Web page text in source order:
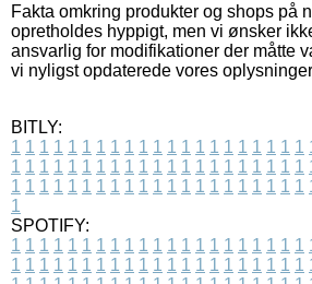
Fakta omkring produkter og shops på
opretholdes hyppigt, men vi ønsker
ansvarlig for modifikationer der måtte
vi nyligst opdaterede vores
BITLY:
1 1 1 1 1 1 1 1 1 1 1 1 1 1 1 1 1 1 1 1 1
1 1 1 1 1 1 1 1 1 1 1 1 1 1 1 1 1 1 1 1 1
1 1 1 1 1 1 1 1 1 1 1 1 1 1 1 1 1 1 1 1 1
1
SPOTIFY:
1 1 1 1 1 1 1 1 1 1 1 1 1 1 1 1 1 1 1 1 1
1 1 1 1 1 1 1 1 1 1 1 1 1 1 1 1 1 1 1 1 1